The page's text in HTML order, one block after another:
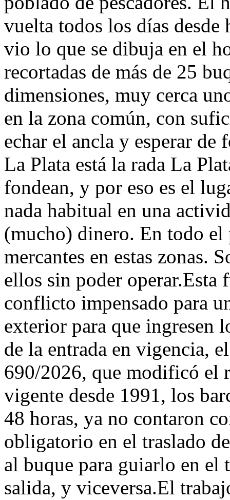
vuelta todos los días desde
vio lo que se dibuja en el
recortadas de más de 25
dimensiones, muy cerca
en la zona común, con
echar el ancla y esperar de
La Plata está la rada La
fondean, y por eso es el
nada habitual en una
(mucho) dinero. En todo el
mercantes en estas zonas.
ellos sin poder operar.Esta
conflicto impensado para
exterior para que ingresen
de la entrada en vigencia,
690/2026, que modificó el
vigente desde 1991, los
48 horas, ya no contaron
obligatorio en el traslado
al buque para guiarlo en el
salida, y viceversa.El